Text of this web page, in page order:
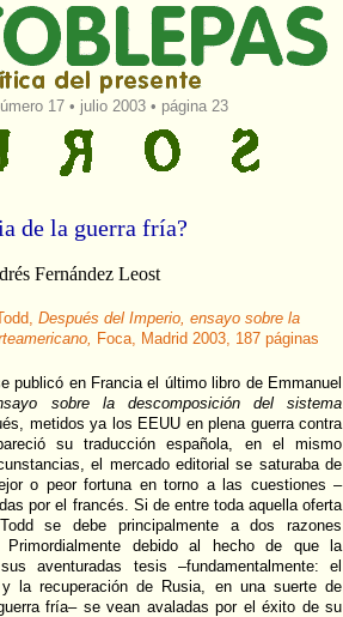
17 • julio 2003 • página 23
de la guerra fría?
Fernández Leost
Después del Imperio, ensayo sobre la
Foca, Madrid 2003, 187 páginas
publicó en Francia el último libro de Emmanuel
sobre la descomposición del sistema
metidos ya los EEUU en plena guerra contra
su traducción española, en el mismo
el mercado editorial se saturaba de
o peor fortuna en torno a las cuestiones –
por el francés. Si de entre toda aquella oferta
se debe principalmente a dos razones
Primordialmente debido al hecho de que la
aventuradas tesis –fundamentalmente: el
la recuperación de Rusia, en una suerte de
fría– se vean avaladas por el éxito de su